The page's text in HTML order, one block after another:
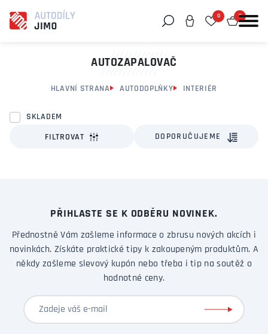
0 0
AUTOZAPALOVAČ
HLAVNÍ STRANA AUTODOPLŇKY INTERIÉR
SKLADEM
FILTROVAT DOPORUČUJEME
PŘIHLASTE SE K ODBĚRU NOVINEK.
Přednostně Vám zašleme informace o zbrusu nových akcích i
novinkách. Získáte praktické tipy k zakoupeným produktům. A
někdy zašleme slevový kupón nebo třeba i tip na soutěž o
hodnotné ceny.
Můžeme vám pomoci něco najít?